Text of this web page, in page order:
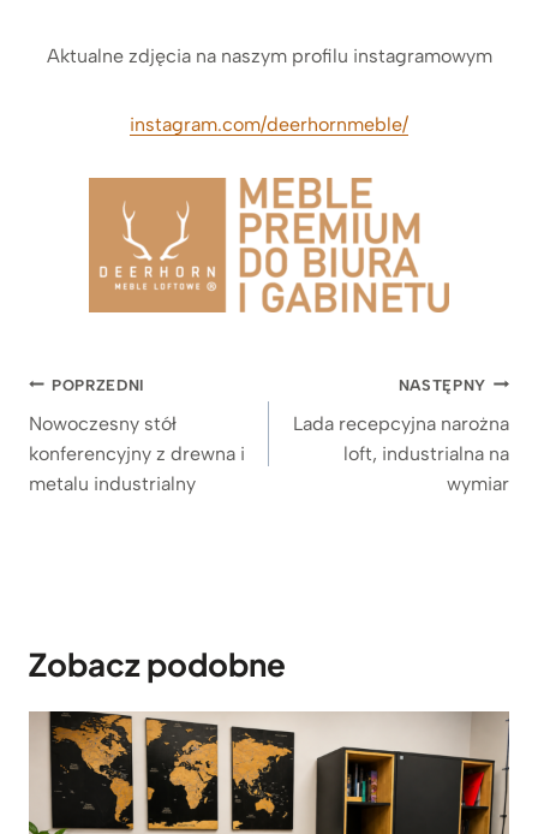
Aktualne zdjęcia na naszym profilu instagramowym
instagram.com/deerhornmeble/
Nawigacja
wpisu
POPRZEDNI
Nowoczesny stół
konferencyjny z drewna i
metalu industrialny
NASTĘPNY
Lada recepcyjna narożna
loft, industrialna na
wymiar
Zobacz podobne